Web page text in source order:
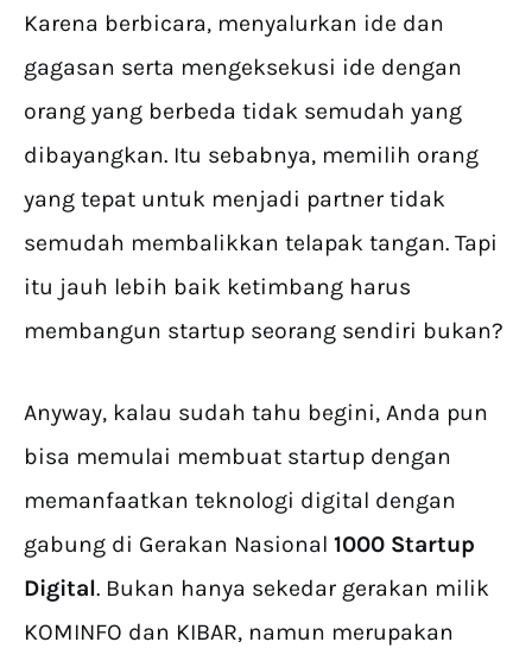
Karena berbicara, menyalurkan ide dan
gagasan serta mengeksekusi ide dengan
orang yang berbeda tidak semudah yang
dibayangkan. Itu sebabnya, memilih orang
yang tepat untuk menjadi partner tidak
semudah membalikkan telapak tangan. Tapi
itu jauh lebih baik ketimbang harus
membangun startup seorang sendiri bukan?
Anyway, kalau sudah tahu begini, Anda pun
bisa memulai membuat startup dengan
memanfaatkan teknologi digital dengan
gabung di Gerakan Nasional 1000 Startup
Digital. Bukan hanya sekedar gerakan milik
KOMINFO dan KIBAR, namun merupakan